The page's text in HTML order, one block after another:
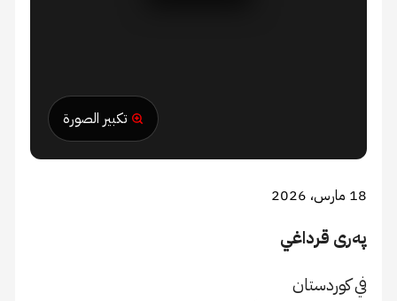
تكبير الصورة
18 مارس، 2026
پەری قرداغي
في كوردستان